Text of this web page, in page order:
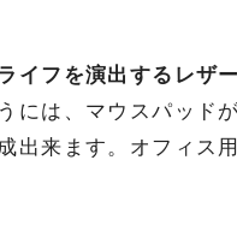
イフを演出するレザ
には、マウスパッド
出来ます。オフィス